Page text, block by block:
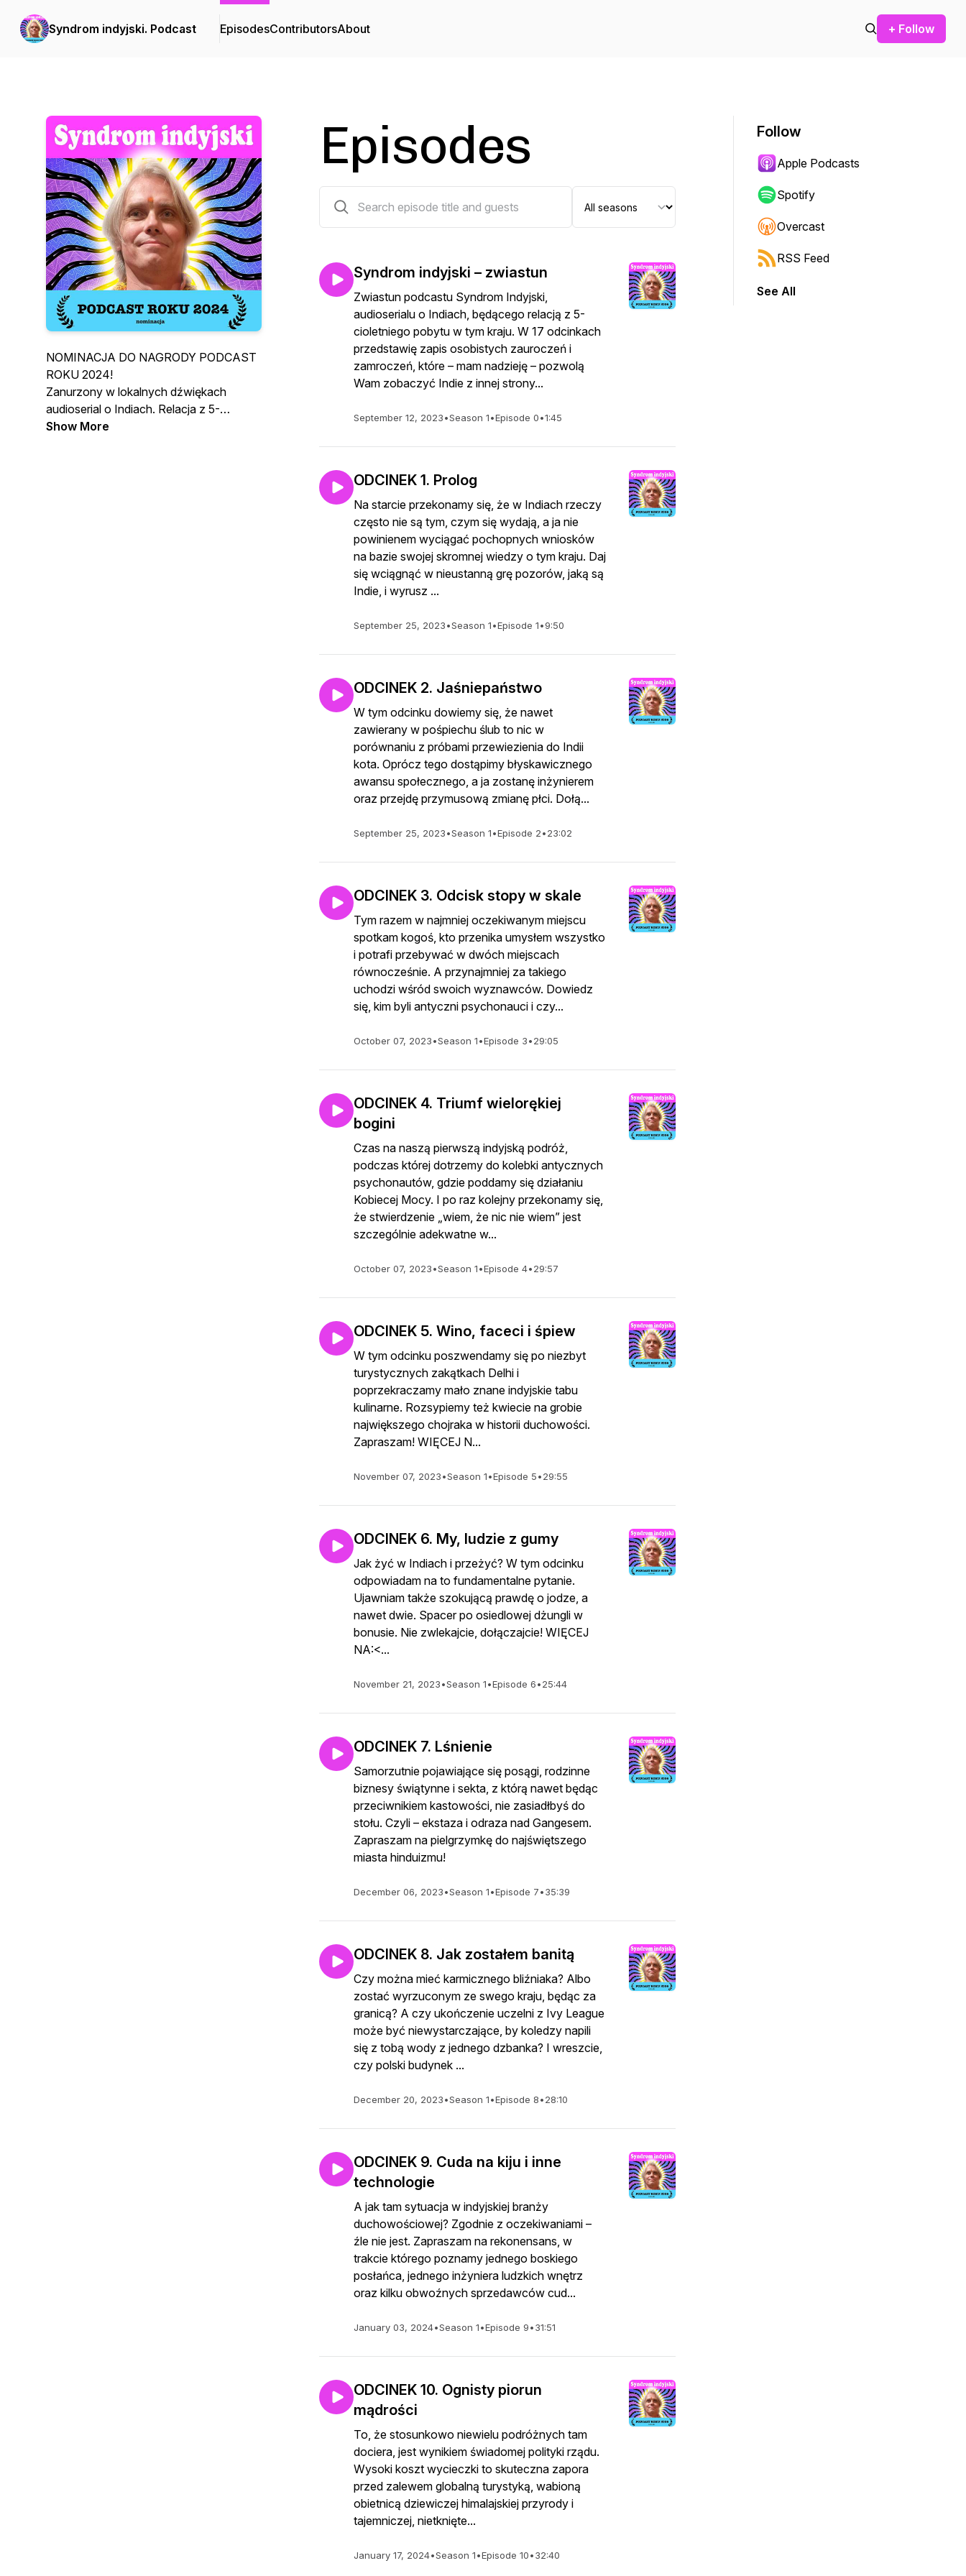
Syndrom indyjski. Podcast EpisodesContributorsAbout + Follow
NOMINACJA DO NAGRODY PODCAST
ROKU 2024!
Zanurzony w lokalnych dźwiękach
audioserial o Indiach. Relacja z 5-
cioletniego pobytu w tym kraju, zapis
Show More
Episodes
Syndrom indyjski – zwiastun
Zwiastun podcastu Syndrom Indyjski,
audioserialu o Indiach, będącego relacją z 5-
cioletniego pobytu w tym kraju. W 17 odcinkach
przedstawię zapis osobistych zauroczeń i
zamroczeń, które – mam nadzieję – pozwolą
Wam zobaczyć Indie z innej strony...
September 12, 2023•Season 1•Episode 0•1:45
ODCINEK 1. Prolog
Na starcie przekonamy się, że w Indiach rzeczy
często nie są tym, czym się wydają, a ja nie
powinienem wyciągać pochopnych wniosków
na bazie swojej skromnej wiedzy o tym kraju. Daj
się wciągnąć w nieustanną grę pozorów, jaką są
Indie, i wyrusz ...
September 25, 2023•Season 1•Episode 1•9:50
ODCINEK 2. Jaśniepaństwo
W tym odcinku dowiemy się, że nawet
zawierany w pośpiechu ślub to nic w
porównaniu z próbami przewiezienia do Indii
kota. Oprócz tego dostąpimy błyskawicznego
awansu społecznego, a ja zostanę inżynierem
oraz przejdę przymusową zmianę płci. Dołą...
September 25, 2023•Season 1•Episode 2•23:02
ODCINEK 3. Odcisk stopy w skale
Tym razem w najmniej oczekiwanym miejscu
spotkam kogoś, kto przenika umysłem wszystko
i potrafi przebywać w dwóch miejscach
równocześnie. A przynajmniej za takiego
uchodzi wśród swoich wyznawców. Dowiedz
się, kim byli antyczni psychonauci i czy...
October 07, 2023•Season 1•Episode 3•29:05
ODCINEK 4. Triumf wielorękiej
bogini
Czas na naszą pierwszą indyjską podróż,
podczas której dotrzemy do kolebki antycznych
psychonautów, gdzie poddamy się działaniu
Kobiecej Mocy. I po raz kolejny przekonamy się,
że stwierdzenie „wiem, że nic nie wiem” jest
szczególnie adekwatne w...
October 07, 2023•Season 1•Episode 4•29:57
ODCINEK 5. Wino, faceci i śpiew
W tym odcinku poszwendamy się po niezbyt
turystycznych zakątkach Delhi i
poprzekraczamy mało znane indyjskie tabu
kulinarne. Rozsypiemy też kwiecie na grobie
największego chojraka w historii duchowości.
Zapraszam! WIĘCEJ N...
November 07, 2023•Season 1•Episode 5•29:55
ODCINEK 6. My, ludzie z gumy
Jak żyć w Indiach i przeżyć? W tym odcinku
odpowiadam na to fundamentalne pytanie.
Ujawniam także szokującą prawdę o jodze, a
nawet dwie. Spacer po osiedlowej dżungli w
bonusie. Nie zwlekajcie, dołączajcie! WIĘCEJ
NA:<...
November 21, 2023•Season 1•Episode 6•25:44
ODCINEK 7. Lśnienie
Samorzutnie pojawiające się posągi, rodzinne
biznesy świątynne i sekta, z którą nawet będąc
przeciwnikiem kastowości, nie zasiadłbyś do
stołu. Czyli – ekstaza i odraza nad Gangesem.
Zapraszam na pielgrzymkę do najświętszego
miasta hinduizmu!
December 06, 2023•Season 1•Episode 7•35:39
ODCINEK 8. Jak zostałem banitą
Czy można mieć karmicznego bliźniaka? Albo
zostać wyrzuconym ze swego kraju, będąc za
granicą? A czy ukończenie uczelni z Ivy League
może być niewystarczające, by koledzy napili
się z tobą wody z jednego dzbanka? I wreszcie,
czy polski budynek ...
December 20, 2023•Season 1•Episode 8•28:10
ODCINEK 9. Cuda na kiju i inne
technologie
A jak tam sytuacja w indyjskiej branży
duchowościowej? Zgodnie z oczekiwaniami –
źle nie jest. Zapraszam na rekonensans, w
trakcie którego poznamy jednego boskiego
posłańca, jednego inżyniera ludzkich wnętrz
oraz kilku obwoźnych sprzedawców cud...
January 03, 2024•Season 1•Episode 9•31:51
ODCINEK 10. Ognisty piorun
mądrości
To, że stosunkowo niewielu podróżnych tam
dociera, jest wynikiem świadomej polityki rządu.
Wysoki koszt wycieczki to skuteczna zapora
przed zalewem globalną turystyką, wabioną
obietnicą dziewiczej himalajskiej przyrody i
tajemniczej, nietknięte...
January 17, 2024•Season 1•Episode 10•32:40
Follow
Apple Podcasts
Spotify
Overcast
RSS Feed
See All